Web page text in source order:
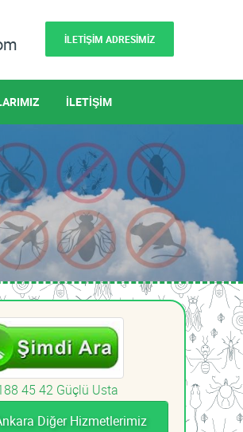
İLETİŞİM ADRESİMİZ
İLETİŞİM
45 42 Güçlü Usta
Diğer Hizmetlerimiz